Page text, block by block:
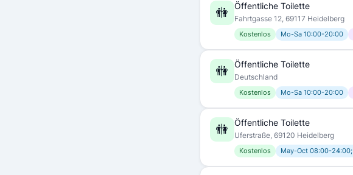
🚻 Öffentliche Toilette
Fahrtgasse 12, 69117 Heidelberg
Kostenlos Mo-Sa 10:00-20:00
🚻 Öffentliche Toilette
Deutschland
Kostenlos Mo-Sa 10:00-20:00
🚻 Öffentliche Toilette
Uferstraße, 69120 Heidelberg
Kostenlos May-Oct 08:00-